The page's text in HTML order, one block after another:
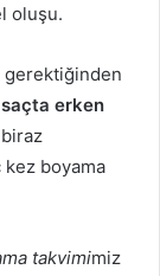
oluşu.
gerektiğinden
saçta erken
kez boyama
takvimimiz